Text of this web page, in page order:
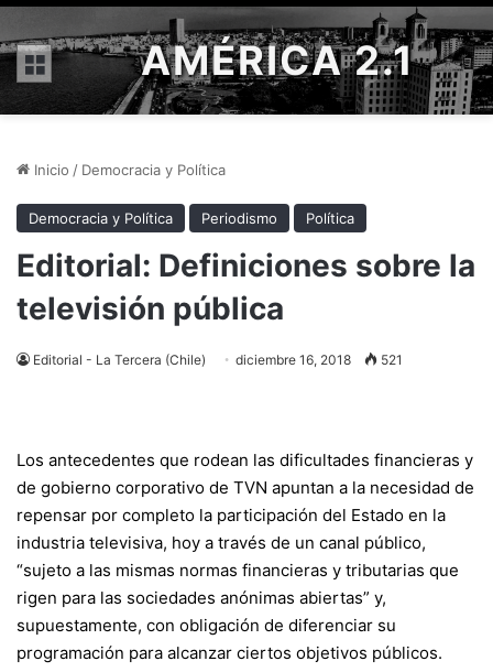
Menú AMÉRICA 2.1
Inicio / Democracia y Política
Democracia y Política Periodismo Política
Editorial: Definiciones sobre la
televisión pública
Editorial - La Tercera (Chile) diciembre 16, 2018 521
Los antecedentes que rodean las dificultades financieras y
de gobierno corporativo de TVN apuntan a la necesidad de
repensar por completo la participación del Estado en la
industria televisiva, hoy a través de un canal público,
“sujeto a las mismas normas financieras y tributarias que
rigen para las sociedades anónimas abiertas” y,
supuestamente, con obligación de diferenciar su
programación para alcanzar ciertos objetivos públicos.